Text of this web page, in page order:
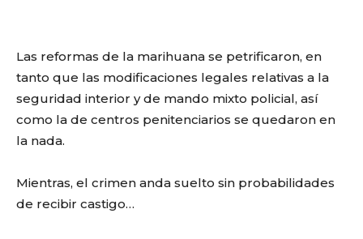
Las reformas de la marihuana se petrificaron, en
tanto que las modificaciones legales relativas a la
seguridad interior y de mando mixto policial, así
como la de centros penitenciarios se quedaron en
la nada.
Mientras, el crimen anda suelto sin probabilidades
de recibir castigo…